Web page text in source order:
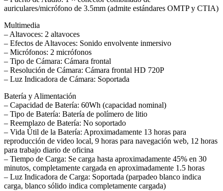
auriculares/micrófono de 3.5mm (admite estándares OMTP y CTIA)
Multimedia
– Altavoces: 2 altavoces
– Efectos de Altavoces: Sonido envolvente inmersivo
– Micrófonos: 2 micrófonos
– Tipo de Cámara: Cámara frontal
– Resolución de Cámara: Cámara frontal HD 720P
– Luz Indicadora de Cámara: Soportada
Batería y Alimentación
– Capacidad de Batería: 60Wh (capacidad nominal)
– Tipo de Batería: Batería de polímero de litio
– Reemplazo de Batería: No soportado
– Vida Útil de la Batería: Aproximadamente 13 horas para
reproducción de video local, 9 horas para navegación web, 12 horas
para trabajo diario de oficina
– Tiempo de Carga: Se carga hasta aproximadamente 45% en 30
minutos, completamente cargada en aproximadamente 1.5 horas
– Luz Indicadora de Carga: Soportada (parpadeo blanco indica
carga, blanco sólido indica completamente cargada)